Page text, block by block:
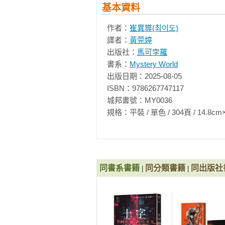
基本資料
作者： 崔異導(최이도)
譯者： 黃莞婷
出版社： 馬可孛羅
書系： Mystery World
出版日期：2025-08-05
ISBN：9786267747117
城邦書號：MY0036
規格：平裝 / 單色 / 304頁 /
同書系書籍 同分類書籍 同出版